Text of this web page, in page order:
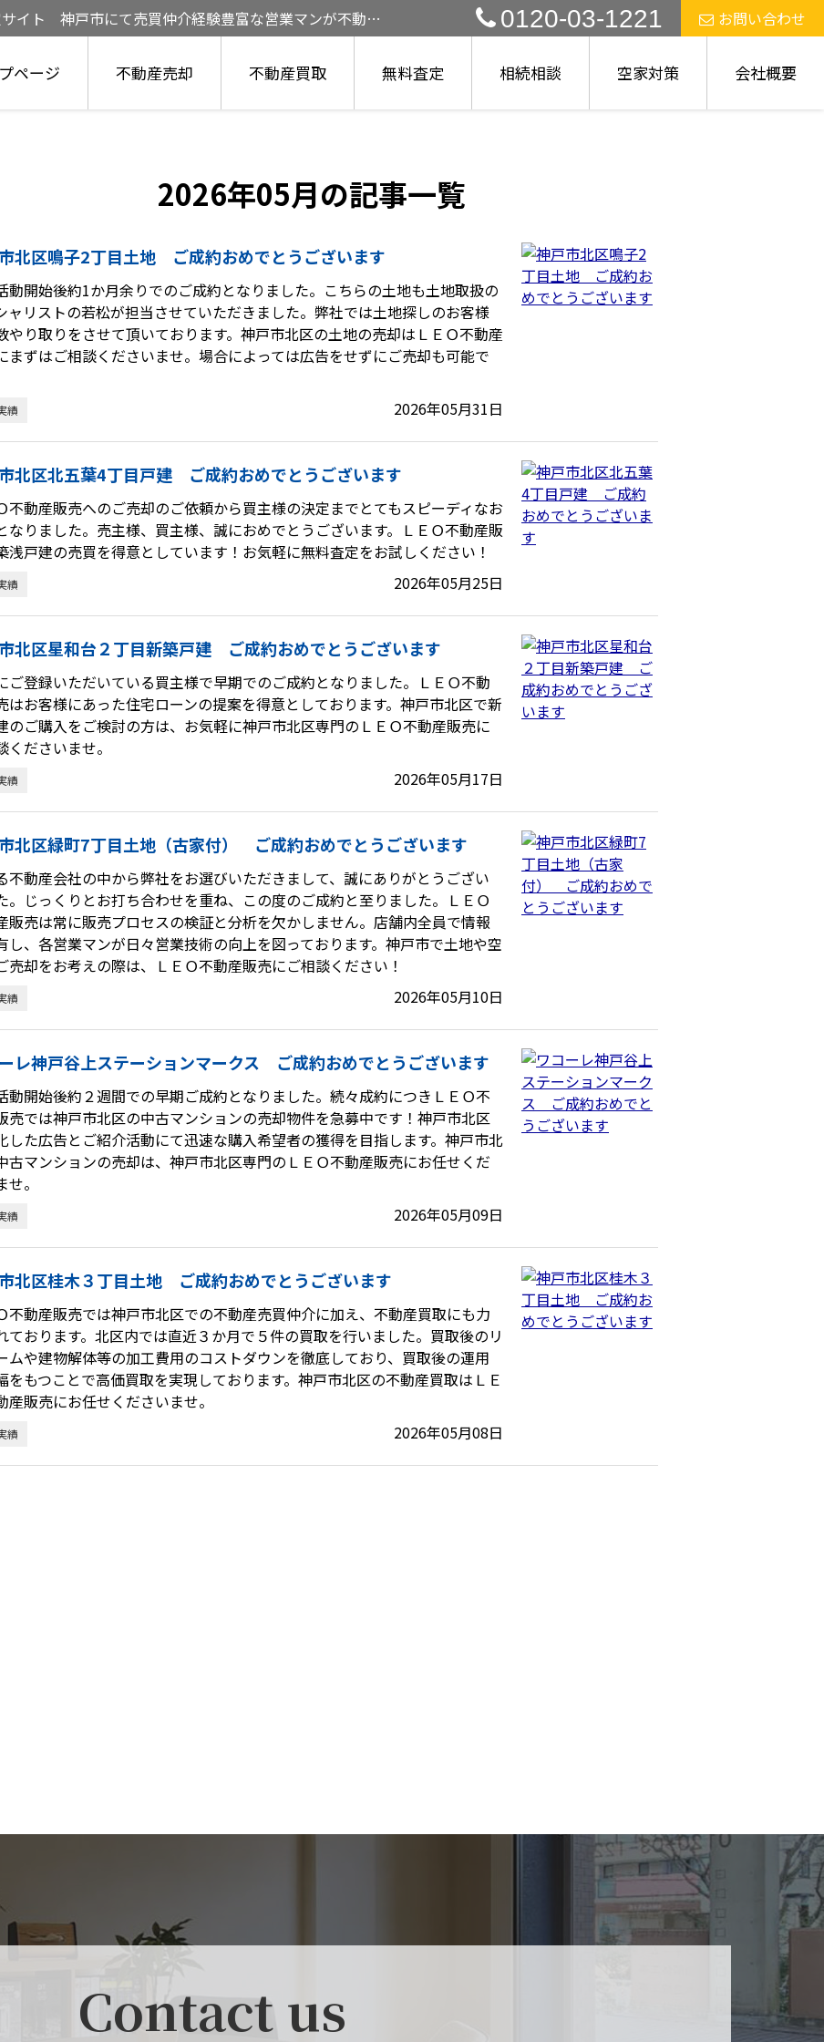
イト 神戸市にて売買仲介経験豊富な営業マンが不動産
0120-03-1221 お問い合わせ
ページ 不動産売却 不動産買取 無料査定 相続相談 空家対策 会社概要
2026年05月の記事一覧
北区鳴子2丁目土地 ご成約おめでとうございます
動開始後約1か月余りでのご成約となりました。こちらの土地も土地取扱の
ャリストの若松が担当させていただきました。弊社では土地探しのお客様
やり取りをさせて頂いております。神戸市北区の土地の売却はＬＥＯ不動産
まずはご相談くださいませ。場合によっては広告をせずにご売却も可能で
績 2026年05月31日
北区北五葉4丁目戸建 ご成約おめでとうございます
不動産販売へのご売却のご依頼から買主様の決定までとてもスピーディなお
なりました。売主様、買主様、誠におめでとうございます。ＬＥＯ不動産販
浅戸建の売買を得意としています！お気軽に無料査定をお試しください！
績 2026年05月25日
北区星和台２丁目新築戸建 ご成約おめでとうございます
ご登録いただいている買主様で早期でのご成約となりました。ＬＥＯ不動
はお客様にあった住宅ローンの提案を得意としております。神戸市北区で新
のご購入をご検討の方は、お気軽に神戸市北区専門のＬＥＯ不動産販売に
くださいませ。
績 2026年05月17日
北区緑町7丁目土地（古家付） ご成約おめでとうございます
不動産会社の中から弊社をお選びいただきまして、誠にありがとうござい
。じっくりとお打ち合わせを重ね、この度のご成約と至りました。ＬＥＯ
販売は常に販売プロセスの検証と分析を欠かしません。店舗内全員で情報
し、各営業マンが日々営業技術の向上を図っております。神戸市で土地や空
売却をお考えの際は、ＬＥＯ不動産販売にご相談ください！
績 2026年05月10日
レ神戸谷上ステーションマークス ご成約おめでとうございます
動開始後約２週間での早期ご成約となりました。続々成約につきＬＥＯ不
売では神戸市北区の中古マンションの売却物件を急募中です！神戸市北区
した広告とご紹介活動にて迅速な購入希望者の獲得を目指します。神戸市北
古マンションの売却は、神戸市北区専門のＬＥＯ不動産販売にお任せくだ
せ。
績 2026年05月09日
北区桂木３丁目土地 ご成約おめでとうございます
不動産販売では神戸市北区での不動産売買仲介に加え、不動産買取にも力
ております。北区内では直近３か月で５件の買取を行いました。買取後のリ
ムや建物解体等の加工費用のコストダウンを徹底しており、買取後の運用
をもつことで高価買取を実現しております。神戸市北区の不動産買取はＬＥ
産販売にお任せくださいませ。
績 2026年05月08日
Contact us